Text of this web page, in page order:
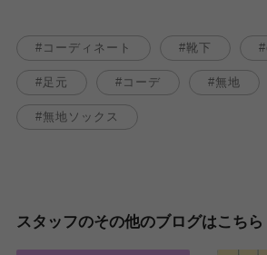
コーディネート 靴下
足元 コーデ 無地
無地ソックス
スタッフのその他のブログはこちら